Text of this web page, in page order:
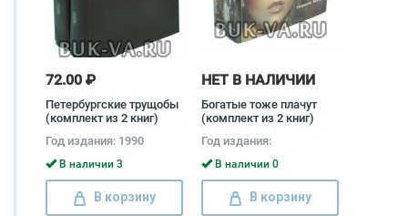
72.00 ₽
Петербургские трущобы
(комплект из 2 книг)
Год издания: 1990
В наличии 3
В корзину
НЕТ В НАЛИЧИИ
Богатые тоже плачут
(комплект из 2 книг)
Год издания:
В наличии 0
В корзину